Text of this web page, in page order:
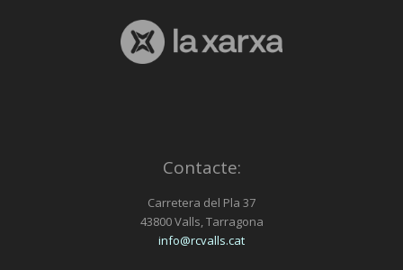
Contacte:
Carretera del Pla 37
43800 Valls, Tarragona
info@rcvalls.cat